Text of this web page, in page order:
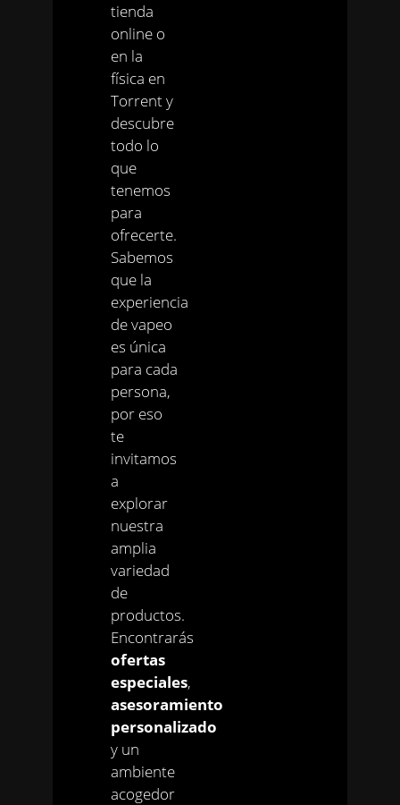
tienda
online o
en la
física en
Torrent y
descubre
todo lo
que
tenemos
para
ofrecerte.
Sabemos
que la
experiencia
de vapeo
es única
para cada
persona,
por eso
te
invitamos
a
explorar
nuestra
amplia
variedad
de
productos.
Encontrarás
ofertas
especiales,
asesoramiento
personalizado
y un
ambiente
acogedor